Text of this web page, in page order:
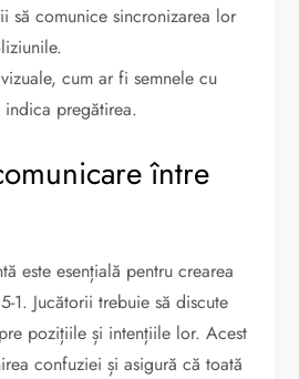
să comunice sincronizarea lor
cum ar fi semnele cu
pregătirea.
între
este esențială pentru crearea
1. Jucătorii trebuie să discute
pozițiile și intențiile lor. Acest
confuziei și asigură că toată